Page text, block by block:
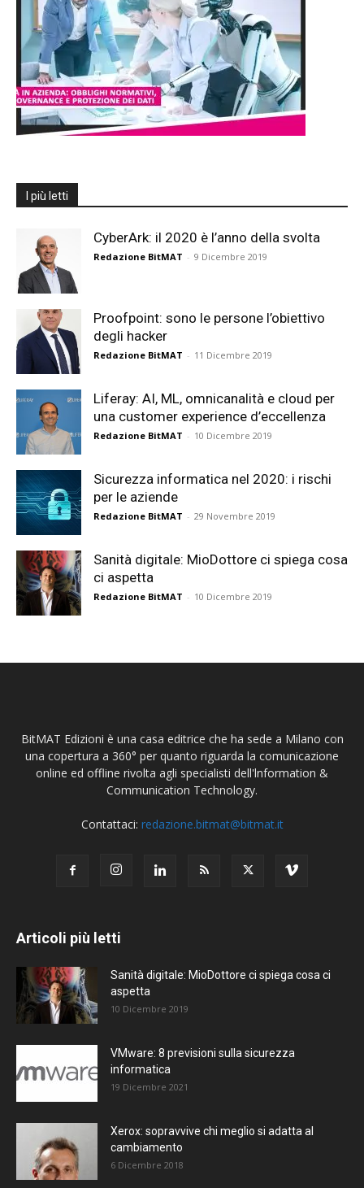
I più letti
CyberArk: il 2020 è l’anno della svolta
Redazione BitMAT - 9 Dicembre 2019
Proofpoint: sono le persone l’obiettivo
degli hacker
Redazione BitMAT - 11 Dicembre 2019
Liferay: AI, ML, omnicanalità e cloud per
una customer experience d’eccellenza
Redazione BitMAT - 10 Dicembre 2019
Sicurezza informatica nel 2020: i rischi
per le aziende
Redazione BitMAT - 29 Novembre 2019
Sanità digitale: MioDottore ci spiega cosa
ci aspetta
Redazione BitMAT - 10 Dicembre 2019
BitMAT Edizioni è una casa editrice che ha sede a Milano con
una copertura a 360° per quanto riguarda la comunicazione
online ed offline rivolta agli specialisti dell'lnformation &
Communication Technology.
Contattaci: redazione.bitmat@bitmat.it
Articoli più letti
Sanità digitale: MioDottore ci spiega cosa ci
aspetta
10 Dicembre 2019
VMware: 8 previsioni sulla sicurezza
informatica
19 Dicembre 2021
Xerox: sopravvive chi meglio si adatta al
cambiamento
6 Dicembre 2018